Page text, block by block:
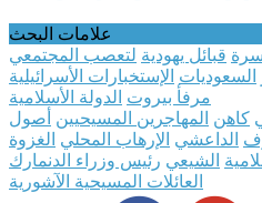
علامات البحث
قبائل يهودية لتعصب المجتمعي
السعوديات الإستخبارات الأسرائيلية
مرفأ بيروت الدولة الأسلامية
كاهن المهاجرين المسيحيين أصول
الداعشي الإرهاب المحلي الغزوة
الشيعي رئيس وزراء الدنمارك
العائلات المسيحية الآشورية